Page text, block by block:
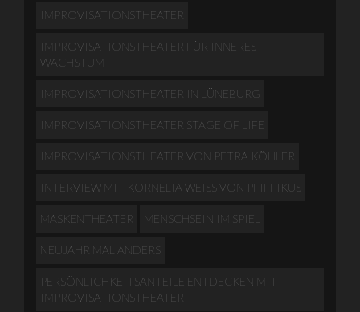
IMPROVISATIONSTHEATER
IMPROVISATIONSTHEATER FÜR INNERES
WACHSTUM
IMPROVISATIONSTHEATER IN LÜNEBURG
IMPROVISATIONSTHEATER STAGE OF LIFE
IMPROVISATIONSTHEATER VON PETRA KÖHLER
INTERVIEW MIT KORNELIA WEISS VON PFIFFIKUS
MASKENTHEATER MENSCHSEIN IM SPIEL
NEUJAHR MAL ANDERS
PERSÖNLICHKEITSANTEILE ENTDECKEN MIT
IMPROVISATIONSTHEATER